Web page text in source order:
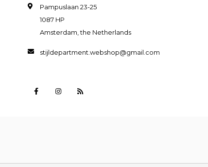
Pampuslaan 23-25
1087 HP
Amsterdam, the Netherlands
stijldepartment.webshop@gmail.com